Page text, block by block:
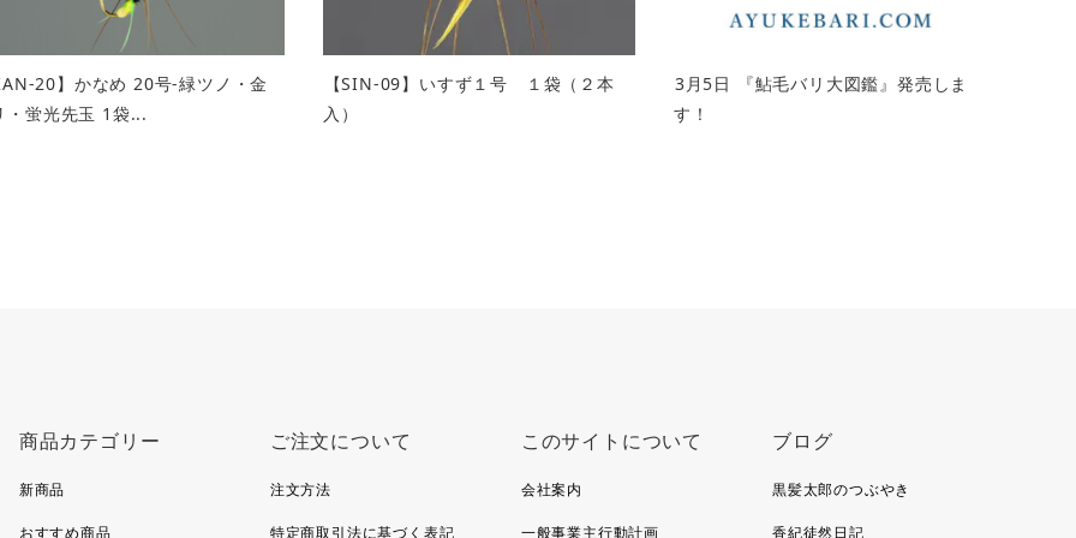
20】かなめ 20号-緑ツノ・金
・蛍光先玉 1袋...
【SIN-09】いすず１号 １袋（２本
入）
3月5日 『鮎毛バリ大図鑑』発売しま
す！
商品カテゴリー
新商品
おすすめ商品
ご注文について
注文方法
特定商取引法に基づく表記
このサイトについて
会社案内
一般事業主行動計画
ブログ
黒髪太郎のつぶやき
香紀徒然日記